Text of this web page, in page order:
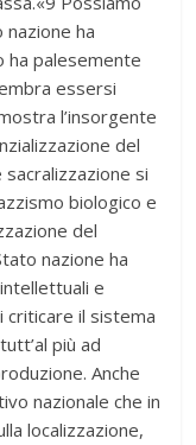
ha
palesemente
essersi
l’insorgente
del
si
biologico e
del
nazione ha
e
il sistema
più ad
Anche
nazionale che in
localizzazione,